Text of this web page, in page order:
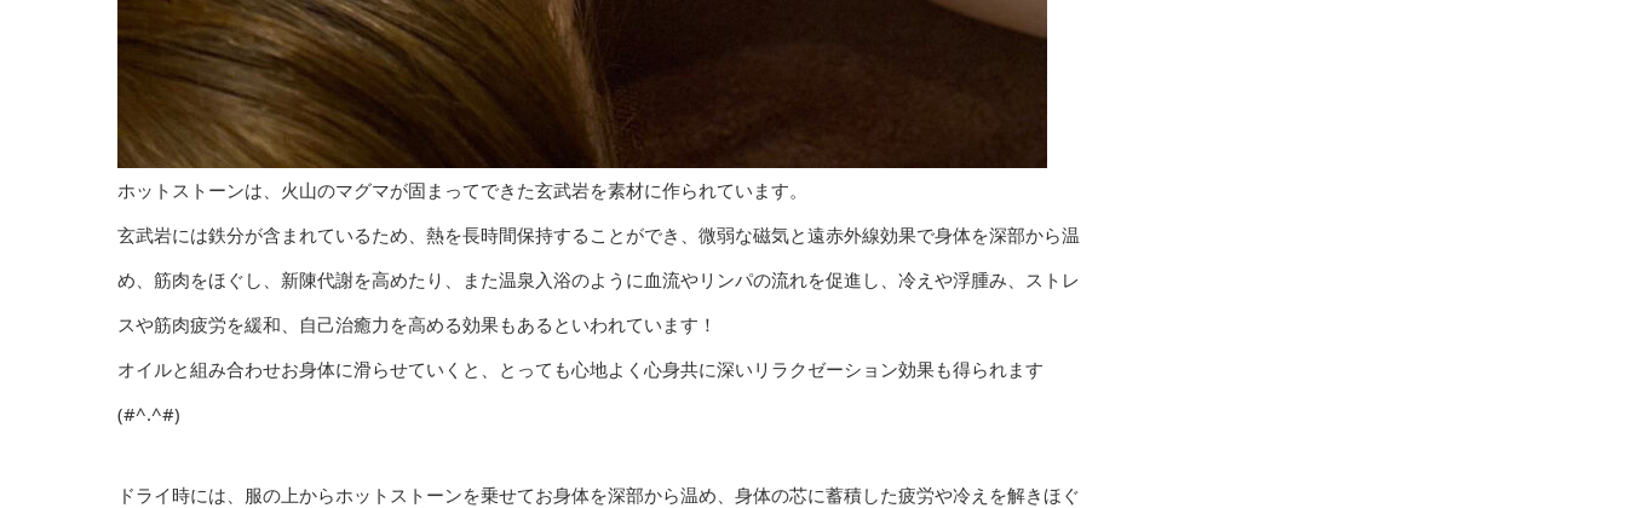
ホットストーンは、火山のマグマが固まってできた玄武岩を素材に作られています。
玄武岩には鉄分が含まれているため、熱を長時間保持することができ、微弱な磁気と遠赤外線効果で身体を深部から温
め、筋肉をほぐし、新陳代謝を高めたり、また温泉入浴のように血流やリンパの流れを促進し、冷えや浮腫み、ストレ
スや筋肉疲労を緩和、自己治癒力を高める効果もあるといわれています！
オイルと組み合わせお身体に滑らせていくと、とっても心地よく心身共に深いリラクゼーション効果も得られます
(#^.^#)
ドライ時には、服の上からホットストーンを乗せてお身体を深部から温め、身体の芯に蓄積した疲労や冷えを解きほぐ